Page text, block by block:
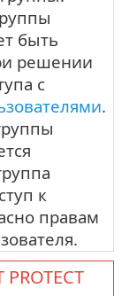
быть
решении
с
.
к
правам